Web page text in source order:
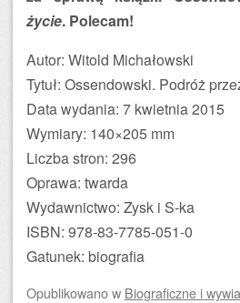
życie. Polecam!
Autor: Witold Michałowski
Tytuł: Ossendowski. Podróż
Data wydania: 7 kwietnia 2015
Wymiary: 140×205 mm
Liczba stron: 296
Oprawa: twarda
Wydawnictwo: Zysk i S-ka
ISBN: 978-83-7785-051-0
Gatunek: biografia
Opublikowanow Biograficzne i